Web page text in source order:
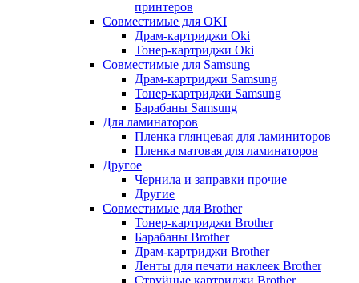
принтеров
Совместимые для OKI
Драм-картриджи Oki
Тонер-картриджи Oki
Совместимые для Samsung
Драм-картриджи Samsung
Тонер-картриджи Samsung
Барабаны Samsung
Для ламинаторов
Пленка глянцевая для ламиниторов
Пленка матовая для ламинаторов
Другое
Чернила и заправки прочие
Другие
Совместимые для Brother
Тонер-картриджи Brother
Барабаны Brother
Драм-картриджи Brother
Ленты для печати наклеек Brother
Струйные картриджи Brother